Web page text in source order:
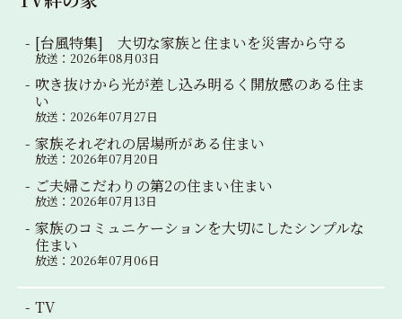
[台風特集] 大切な家族と住まいを災害から守る
放送：2026年08月03日
吹き抜けから光が差し込み明るく開放感のある住ま
い
放送：2026年07月27日
家族それぞれの居場所がある住まい
放送：2026年07月20日
ご夫婦こだわりの第2の住まい住まい
放送：2026年07月13日
家族のコミュニケーションを大切にしたシンプルな
住まい
放送：2026年07月06日
TV